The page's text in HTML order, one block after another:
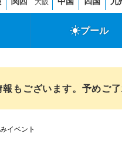
プール
もございます。予めご了
イベント